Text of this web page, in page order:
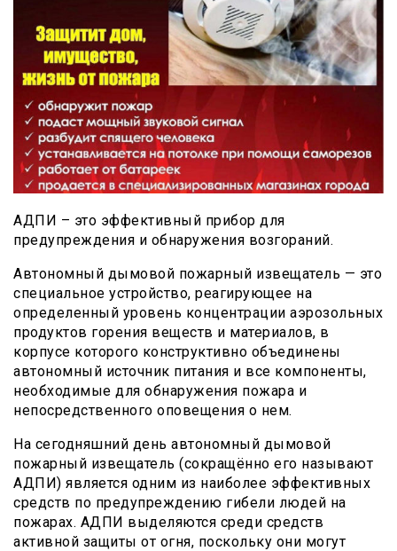
АДПИ – это эффективный прибор для
предупреждения и обнаружения возгораний.
Автономный дымовой пожарный извещатель — это
специальное устройство, реагирующее на
определенный уровень концентрации аэрозольных
продуктов горения веществ и материалов, в
корпусе которого конструктивно объединены
автономный источник питания и все компоненты,
необходимые для обнаружения пожара и
непосредственного оповещения о нем.
На сегодняшний день автономный дымовой
пожарный извещатель (сокращённо его называют
АДПИ) является одним из наиболее эффективных
средств по предупреждению гибели людей на
пожарах. АДПИ выделяются среди средств
активной защиты от огня, поскольку они могут